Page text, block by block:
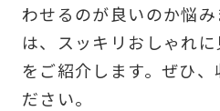
わせるのが良いのか悩
は、スッキリおしゃれ
をご紹介します。ぜひ、
ださい。